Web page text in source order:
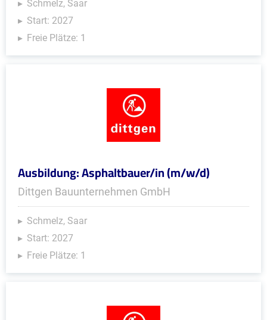
Schmelz, Saar
Start: 2027
Freie Plätze: 1
Ausbildung: Asphaltbauer/in (m/w/d)
Dittgen Bauunternehmen GmbH
Schmelz, Saar
Start: 2027
Freie Plätze: 1